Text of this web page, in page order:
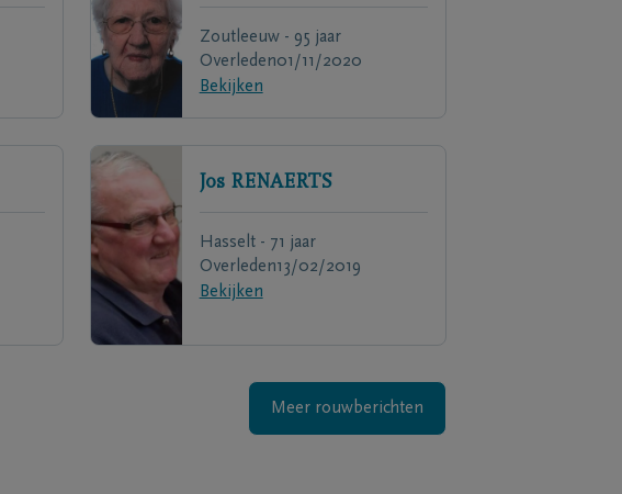
Zoutleeuw - 95 jaar
Overleden01/11/2020
Bekijken
Jos RENAERTS
Hasselt - 71 jaar
Overleden13/02/2019
Bekijken
Meer rouwberichten